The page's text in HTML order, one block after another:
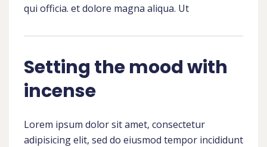
qui officia. et dolore magna aliqua. Ut
Setting the mood with
incense
Lorem ipsum dolor sit amet, consectetur
adipisicing elit, sed do eiusmod tempor incididunt